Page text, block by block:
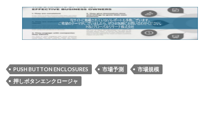
PUSH BUTTON ENCLOSURES 市場予測
市場規模
押しボタンエンクロージャ